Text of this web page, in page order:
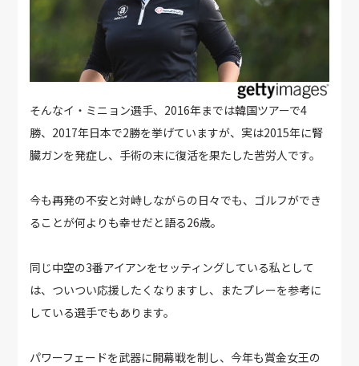
そんなイ・ミニョン選手、2016年までは韓国ツアーで4
勝、2017年日本で2勝を挙げていますが、実は2015年に腎
臓ガンを発症し、手術の末に復活を果たした苦労人です。
今も再発の不安と対峙しながらの日々でも、ゴルフができ
ることが何よりも幸せだと語る26歳。
同じ中空の3番アイアンをセッティングしている私として
は、ついつい応援したくなりますし、またプレーを参考に
している選手でもあります。
パワーフェードを武器に開幕戦を制し、今年も賞金女王の